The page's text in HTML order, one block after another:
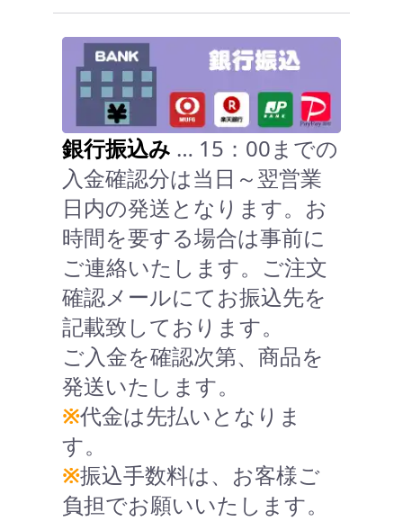
銀行振込み … 15：00までの
入金確認分は当日～翌営業
日内の発送となります。お
時間を要する場合は事前に
ご連絡いたします。ご注文
確認メールにてお振込先を
記載致しております。
ご入金を確認次第、商品を
発送いたします。
※代金は先払いとなりま
す。
※振込手数料は、お客様ご
負担でお願いいたします。